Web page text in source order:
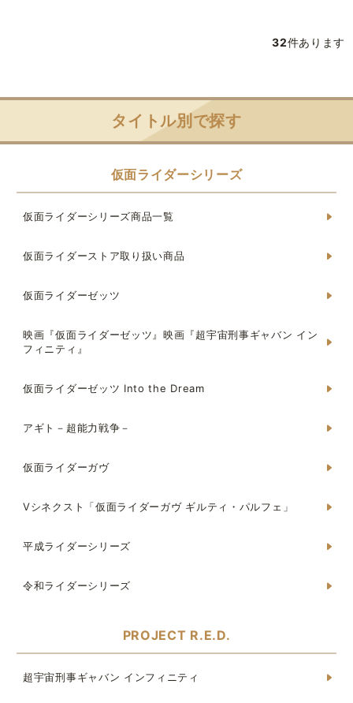
32件あります
タイトル別で探す
仮面ライダーシリーズ
仮面ライダーシリーズ商品一覧
仮面ライダーストア取り扱い商品
仮面ライダーゼッツ
映画『仮面ライダーゼッツ』映画『超宇宙刑事ギャバン イン
フィニティ』
仮面ライダーゼッツ Into the Dream
アギト－超能力戦争－
仮面ライダーガヴ
Vシネクスト「仮面ライダーガヴ ギルティ・パルフェ」
平成ライダーシリーズ
令和ライダーシリーズ
PROJECT R.E.D.
超宇宙刑事ギャバン インフィニティ